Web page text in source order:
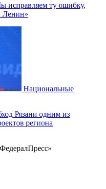
исправляем ту ошибку,
Ленин»
Национальные
Рязани одним из
региона